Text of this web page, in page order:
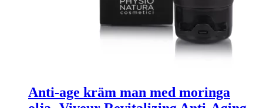
Anti-age kräm man med moringa